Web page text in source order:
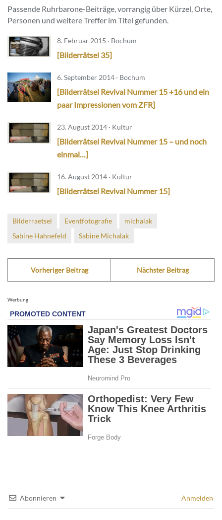
Passende Ruhrbarone-Beiträge, vorrangig über Kürzel, Orte,
Personen und weitere Treffer im Titel gefunden.
8. Februar 2015 · Bochum
[Bilderrätsel 35]
6. September 2014 · Bochum
[Bilderrätsel Revival Nummer 15 +16 und ein
paar Impressionen vom ZFR]
23. August 2014 · Kultur
[Bilderrätsel Revival Nummer 15 – und noch
einmal…]
16. August 2014 · Kultur
[Bilderrätsel Revival Nummer 15]
Bilderraetsel Eventfotografie
michalak
Sabine Hahnefeld
Sabine Michalak
Vorheriger Beitrag Nächster Beitrag
Werbung
Abonnieren Anmelden